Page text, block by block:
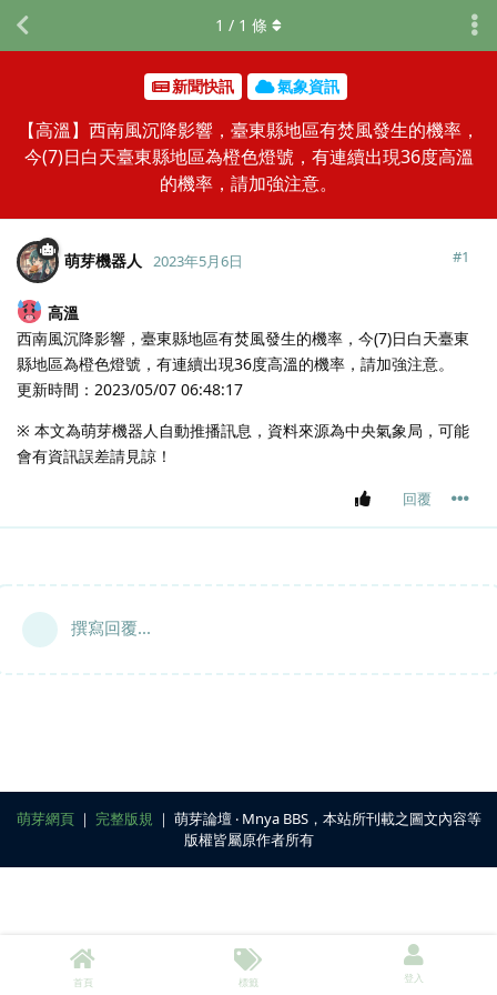
新聞快訊 氣象資訊
【高溫】西南風沉降影響，臺東縣地區有焚風發生的機率，
今(7)日白天臺東縣地區為橙色燈號，有連續出現36度高溫
的機率，請加強注意。
1 / 1 條
萌芽機器人 2023年5月6日 #1
高溫
西南風沉降影響，臺東縣地區有焚風發生的機率，今(7)日白天臺東
縣地區為橙色燈號，有連續出現36度高溫的機率，請加強注意。
更新時間：2023/05/07 06:48:17
※ 本文為萌芽機器人自動推播訊息，資料來源為中央氣象局，可能
會有資訊誤差請見諒！
回覆
撰寫回覆...
萌芽網頁｜ 完整版規 ｜ 萌芽論壇 ‧ Mnya BBS，本站所刊載之圖文內容等
版權皆屬原作者所有
首頁 標籤 登入